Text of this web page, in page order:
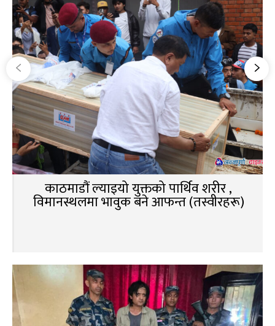
काठमाडौं ल्याइयो युक्तको पार्थिव शरीर ,
विमानस्थलमा भावुक बने आफन्त (तस्वीरहरू)